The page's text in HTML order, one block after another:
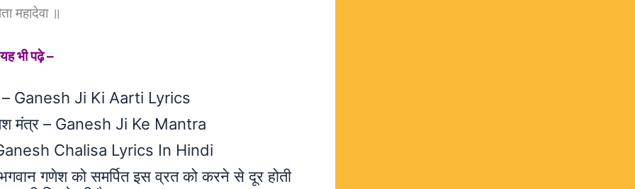
महादेवा ॥
यह भी पढ़े –
– Ganesh Ji Ki Aarti Lyrics
मंत्र – Ganesh Ji Ke Mantra
Ganesh Chalisa Lyrics In Hindi
गणेश को समर्पित इस व्रत को करने से दूर होती